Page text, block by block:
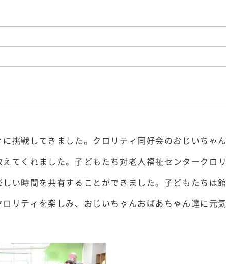
挑戦してきました。クロリティ同好会のおじいちゃ
てくれました。 子どもたち対老人福祉センタークロ
い時間を共有することができました。子どもたちは
リティを楽しみ、おじいちゃんおばあちゃん達に元